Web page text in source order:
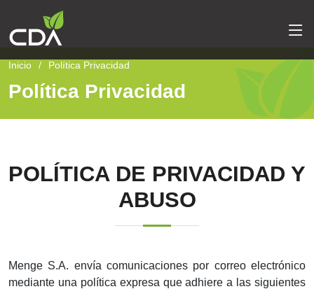
Inicio Política Privacidad
Política Privacidad
POLÍTICA DE PRIVACIDAD Y
ABUSO
Menge S.A. envía comunicaciones por correo electrónico
mediante una política expresa que adhiere a las siguientes